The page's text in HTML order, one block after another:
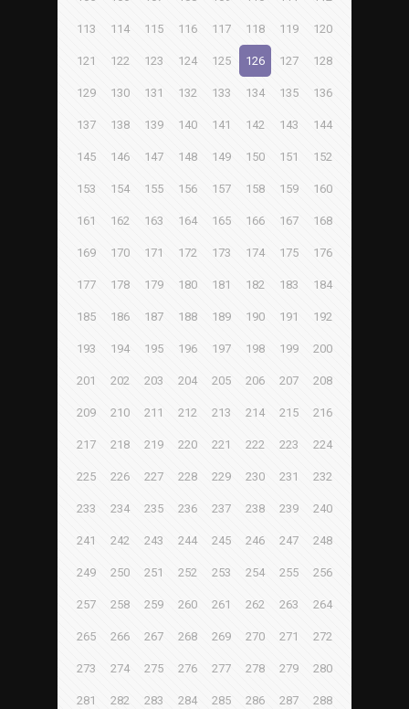
113 114 115 116 117 118 119 120
121 122 123 124 125 126 127 128
129 130 131 132 133 134 135 136
137 138 139 140 141 142 143 144
145 146 147 148 149 150 151 152
153 154 155 156 157 158 159 160
161 162 163 164 165 166 167 168
169 170 171 172 173 174 175 176
177 178 179 180 181 182 183 184
185 186 187 188 189 190 191 192
193 194 195 196 197 198 199 200
201 202 203 204 205 206 207 208
209 210 211 212 213 214 215 216
217 218 219 220 221 222 223 224
225 226 227 228 229 230 231 232
233 234 235 236 237 238 239 240
241 242 243 244 245 246 247 248
249 250 251 252 253 254 255 256
257 258 259 260 261 262 263 264
265 266 267 268 269 270 271 272
273 274 275 276 277 278 279 280
281 282 283 284 285 286 287 288